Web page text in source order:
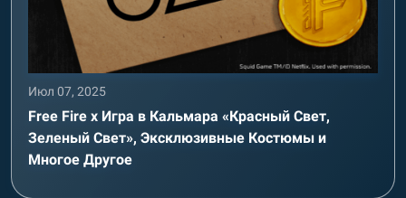
Июл 07, 2025
Free Fire x Игра в Кальмара «Красный Свет,
Зеленый Свет», Эксклюзивные Костюмы и
Многое Другое